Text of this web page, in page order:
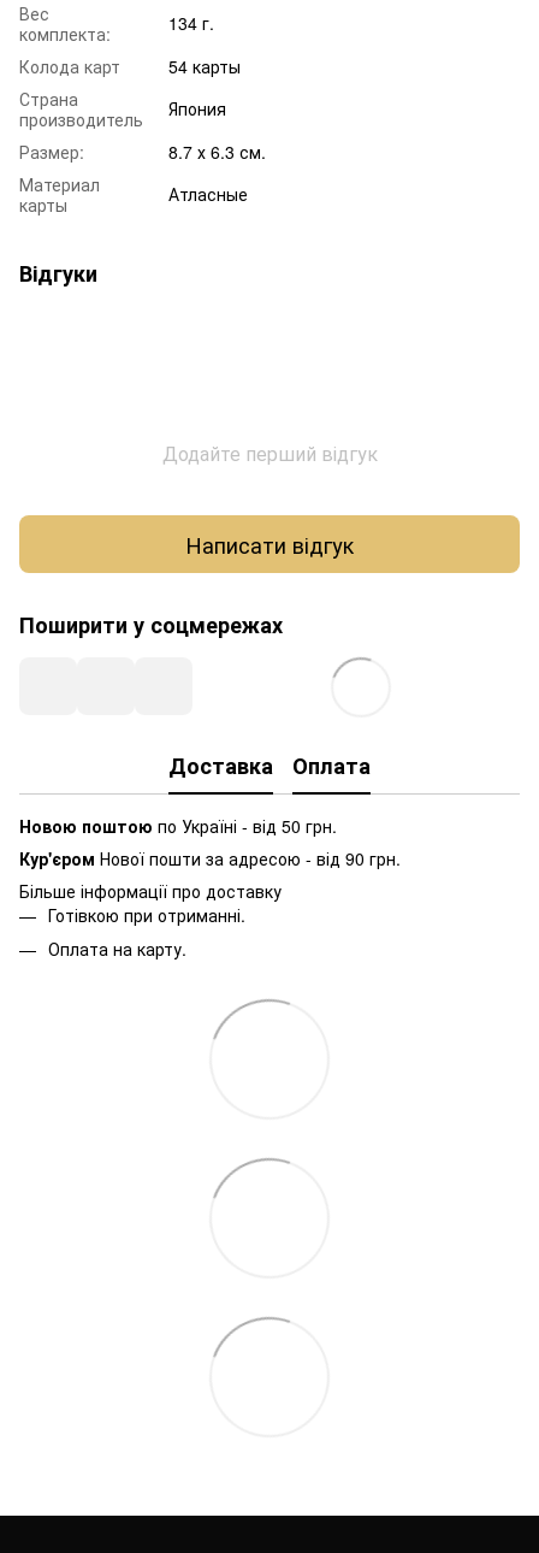
Вес
комплекта:
134 г.
Колода карт
54 карты
Страна
производитель
Япония
Размер:
8.7 х 6.3 см.
Материал
карты
Атласные
Відгуки
Додайте перший відгук
Написати відгук
Поширити у соцмережах
Доставка Оплата
Новою поштою по Україні - від 50 грн.
Кур'єром Нової пошти за адресою - від 90 грн.
Більше інформації про доставку
Готівкою при отриманні.
Оплата на карту.